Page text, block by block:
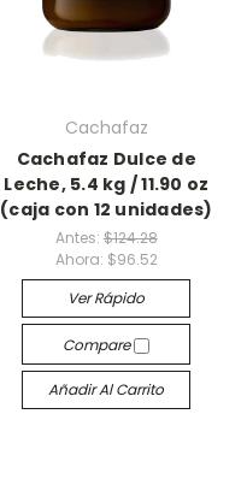
Cachafaz
Cachafaz Dulce de
Leche, 5.4 kg / 11.90 oz
(caja con 12 unidades)
Antes: $124.28
Ahora: $96.52
Ver Rápido
Compare
Añadir Al Carrito